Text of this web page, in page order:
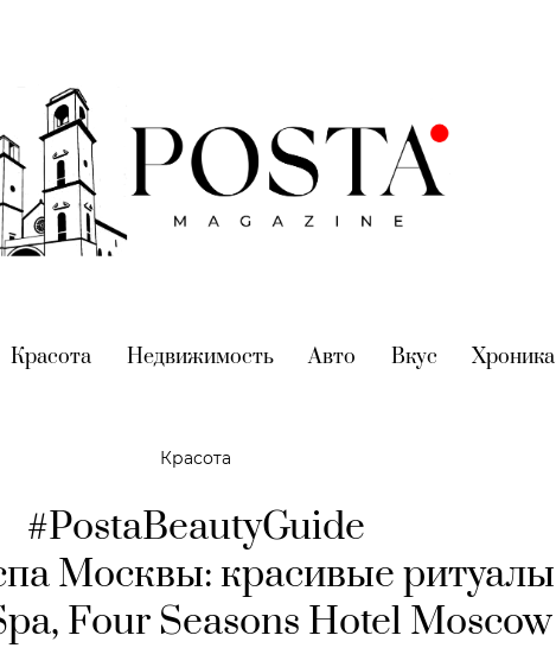
Красота (current)
Недвижимость(current)
Авто (current)
Вкус (current)
Хроника
Красота
#PostaBeautyGuide
Москвы: красивые ритуалы
Four Seasons Hotel Moscow